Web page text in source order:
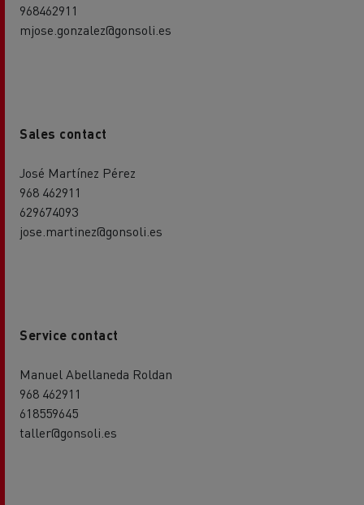
968462911
mjose.gonzalez@gonsoli.es
Sales contact
José Martínez Pérez
968 462911
629674093
jose.martinez@gonsoli.es
Service contact
Manuel Abellaneda Roldan
968 462911
618559645
taller@gonsoli.es